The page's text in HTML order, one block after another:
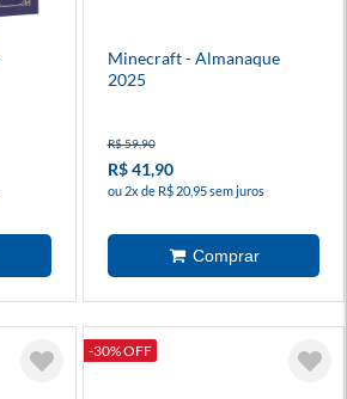
Minecraft - Almanaque
2025
R$ 59,90
R$ 41,90
ou 2x de R$ 20,95 sem juros
-30% OFF